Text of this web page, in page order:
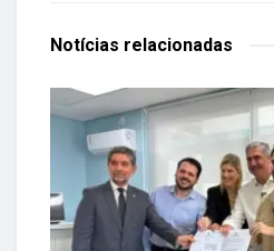
Notícias relacionadas